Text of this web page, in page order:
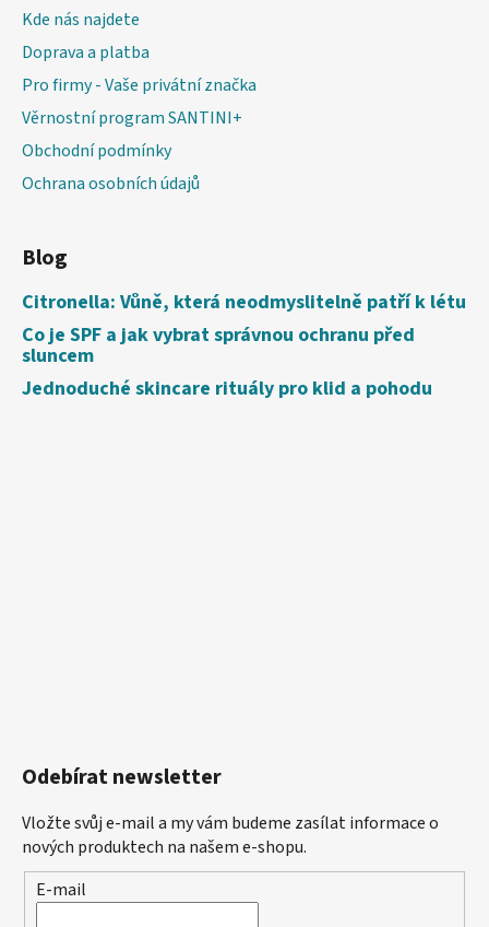
Kde nás najdete
Doprava a platba
Pro firmy - Vaše privátní značka
Věrnostní program SANTINI+
Obchodní podmínky
Ochrana osobních údajů
Blog
Citronella: Vůně, která neodmyslitelně patří k létu
Co je SPF a jak vybrat správnou ochranu před
sluncem
Jednoduché skincare rituály pro klid a pohodu
Odebírat newsletter
Vložte svůj e-mail a my vám budeme zasílat informace o
nových produktech na našem e-shopu.
E-mail